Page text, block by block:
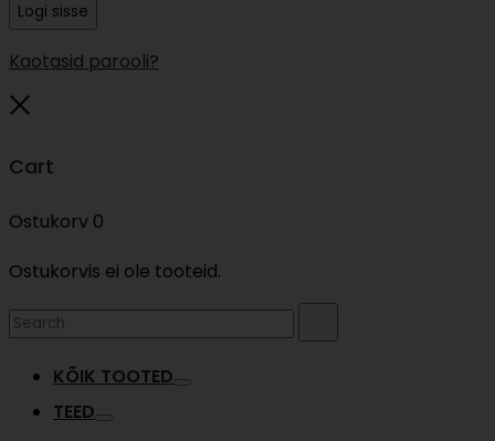
Logi sisse
Kaotasid parooli?
Cart
Ostukorv 0
Ostukorvis ei ole tooteid.
Search
KÕIK TOOTED
TEED